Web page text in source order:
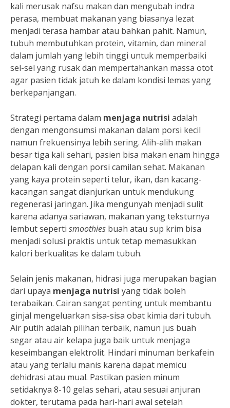
kali merusak nafsu makan dan mengubah indra
perasa, membuat makanan yang biasanya lezat
menjadi terasa hambar atau bahkan pahit. Namun,
tubuh membutuhkan protein, vitamin, dan mineral
dalam jumlah yang lebih tinggi untuk memperbaiki
sel-sel yang rusak dan mempertahankan massa otot
agar pasien tidak jatuh ke dalam kondisi lemas yang
berkepanjangan.
Strategi pertama dalam menjaga nutrisi adalah
dengan mengonsumsi makanan dalam porsi kecil
namun frekuensinya lebih sering. Alih-alih makan
besar tiga kali sehari, pasien bisa makan enam hingga
delapan kali dengan porsi camilan sehat. Makanan
yang kaya protein seperti telur, ikan, dan kacang-
kacangan sangat dianjurkan untuk mendukung
regenerasi jaringan. Jika mengunyah menjadi sulit
karena adanya sariawan, makanan yang teksturnya
lembut seperti smoothies buah atau sup krim bisa
menjadi solusi praktis untuk tetap memasukkan
kalori berkualitas ke dalam tubuh.
Selain jenis makanan, hidrasi juga merupakan bagian
dari upaya menjaga nutrisi yang tidak boleh
terabaikan. Cairan sangat penting untuk membantu
ginjal mengeluarkan sisa-sisa obat kimia dari tubuh.
Air putih adalah pilihan terbaik, namun jus buah
segar atau air kelapa juga baik untuk menjaga
keseimbangan elektrolit. Hindari minuman berkafein
atau yang terlalu manis karena dapat memicu
dehidrasi atau mual. Pastikan pasien minum
setidaknya 8-10 gelas sehari, atau sesuai anjuran
dokter, terutama pada hari-hari awal setelah